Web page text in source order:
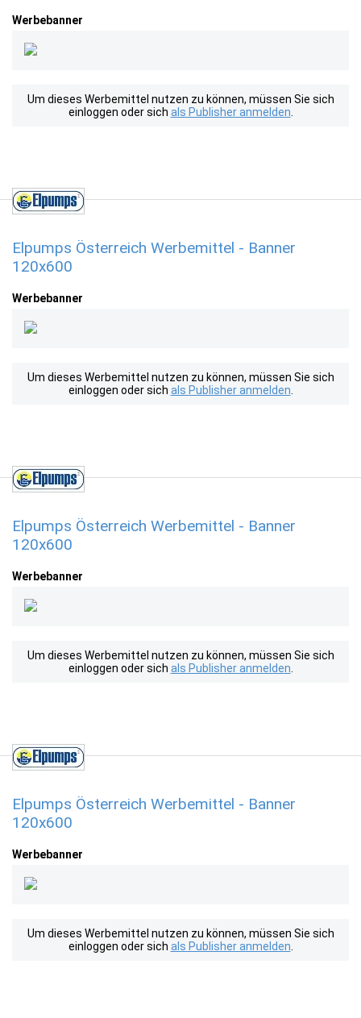
Werbebanner
Um dieses Werbemittel nutzen zu können, müssen Sie sich
einloggen oder sich als Publisher anmelden
Elpumps Österreich Werbemittel - Banner
120x600
Werbebanner
Um dieses Werbemittel nutzen zu können, müssen Sie sich
einloggen oder sich als Publisher anmelden
Elpumps Österreich Werbemittel - Banner
120x600
Werbebanner
Um dieses Werbemittel nutzen zu können, müssen Sie sich
einloggen oder sich als Publisher anmelden
Elpumps Österreich Werbemittel - Banner
120x600
Werbebanner
Um dieses Werbemittel nutzen zu können, müssen Sie sich
einloggen oder sich als Publisher anmelden